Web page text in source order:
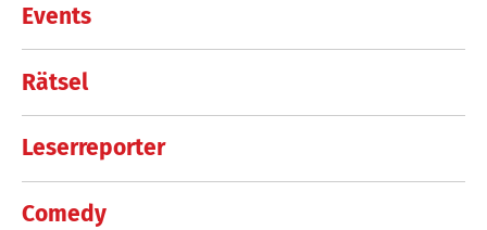
Events
Rätsel
Leserreporter
Comedy